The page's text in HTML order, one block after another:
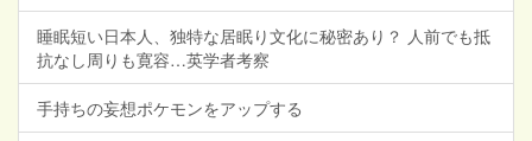
睡眠短い日本人、独特な居眠り文化に秘密あり？ 人前でも抵
抗なし周りも寛容…英学者考察
手持ちの妄想ポケモンをアップする